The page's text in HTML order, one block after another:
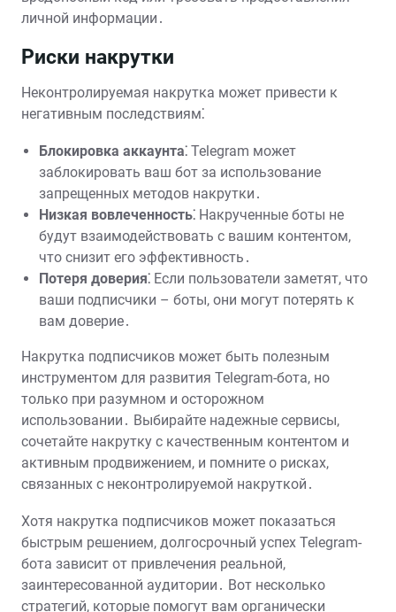
личной информации․
Риски накрутки
Неконтролируемая накрутка может привести к
негативным последствиям⁚
Блокировка аккаунта⁚ Telegram может
заблокировать ваш бот за использование
запрещенных методов накрутки․
Низкая вовлеченность⁚ Накрученные боты не
будут взаимодействовать с вашим контентом,
что снизит его эффективность․
Потеря доверия⁚ Если пользователи заметят, что
ваши подписчики – боты, они могут потерять к
вам доверие․
Накрутка подписчиков может быть полезным
инструментом для развития Telegram-бота, но
только при разумном и осторожном
использовании․ Выбирайте надежные сервисы,
сочетайте накрутку с качественным контентом и
активным продвижением, и помните о рисках,
связанных с неконтролируемой накруткой․
Хотя накрутка подписчиков может показаться
быстрым решением, долгосрочный успех Telegram-
бота зависит от привлечения реальной,
заинтересованной аудитории․ Вот несколько
стратегий, которые помогут вам органически